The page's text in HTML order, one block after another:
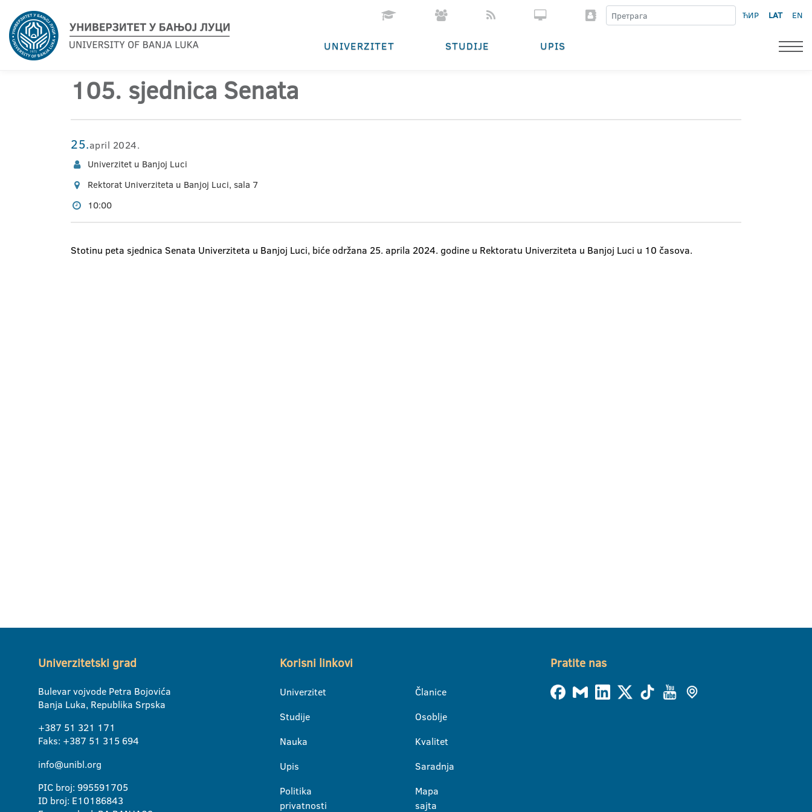
ЋИР LAT EN
UNIVERZITET STUDIJE UPIS
105. sjednica Senata
25.april 2024.
Univerzitet u Banjoj Luci
Rektorat Univerziteta u Banjoj Luci, sala 7
10:00
Stotinu peta sjednica Senata Univerziteta u Banjoj Luci, biće održana 25. aprila 2024. godine u Rektoratu Univerziteta u Banjoj Luci u 10 časova.
Univerzitetski grad
Bulevar vojvode Petra Bojovića
Banja Luka, Republika Srpska
+387 51 321 171
Faks: +387 51 315 694
info@unibl.org
PIC broj: 995591705
ID broj: E10186843
Korisni linkovi
Univerzitet
Studije
Nauka
Upis
Politika
privatnosti
Članice
Osoblje
Kvalitet
Saradnja
Mapa
sajta
Pratite nas